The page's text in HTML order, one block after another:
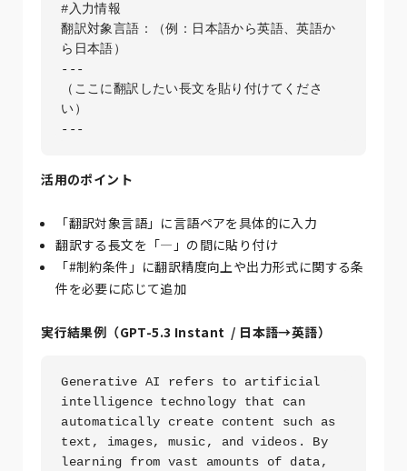
#入力情報
翻訳対象言語：（例：日本語から英語、英語か
ら日本語）
---
（ここに翻訳したい長文を貼り付けてくださ
い）
活用のポイント
「翻訳対象言語」に言語ペアを具体的に入力
翻訳する長文を「—」の間に貼り付け
「#制約条件」に翻訳精度向上や出力形式に関する条
件を必要に応じて追加
実行結果例（GPT-5.3 Instant / 日本語→英語）
Generative AI refers to artificial
intelligence technology that can
automatically create content such as
text, images, music, and videos. By
learning from vast amounts of data,